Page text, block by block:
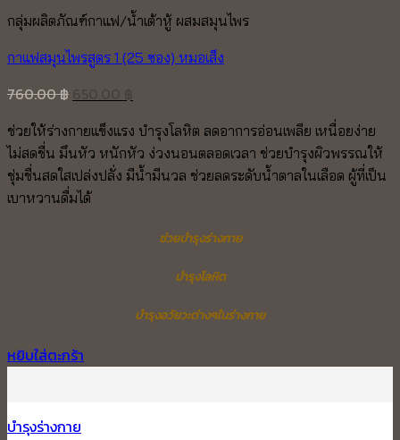
กลุ่มผลิตภัณฑ์กาแฟ/น้ำเต้าหู้ ผสมสมุนไพร
กาแฟสมุนไพรสูตร 1 (25 ซอง) หมอเส็ง
760.00฿
was:
760.00 ฿.
is:
650.00 ฿.
ช่วยให้ร่างกายแข็งแรง บำรุงโลหิต ลดอาการอ่อนเพลีย เหนื่อยง่าย
ไม่สดชื่น มึนหัว หนักหัว ง่วงนอนตลอดเวลา ช่วยบำรุงผิวพรรณให้
ชุ่มชื่นสดใสเปล่งปลั่ง มีน้ำมีนวล ช่วยลดระดับน้ำตาลในเลือด ผู้ที่เป็น
เบาหวานดื่มได้
ช่วยบำรุงร่างกาย
บำรุงโลหิต
บำรุงอวัยวะต่างๆในร่างกาย
หยิบใส่ตะกร้า
บำรุงร่างกาย